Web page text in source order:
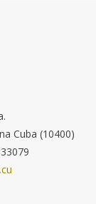
Cuba (10400)